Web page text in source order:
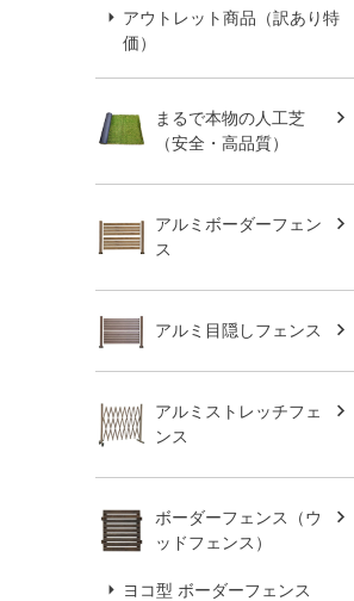
アウトレット商品（訳あり特
価）
まるで本物の人工芝
（安全・高品質）
アルミボーダーフェン
ス
アルミ目隠しフェンス
アルミストレッチフェ
ンス
ボーダーフェンス（ウ
ッドフェンス）
ヨコ型 ボーダーフェンス